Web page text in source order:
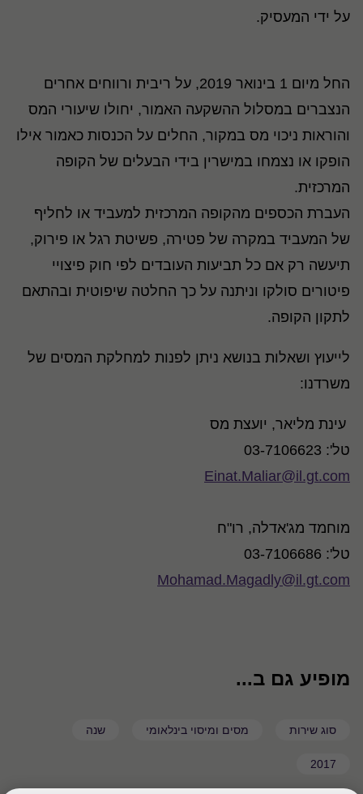
על ידי המעסיק.
החל מיום 1 בינואר 2019, על ריבית ורווחים אחרים
הנצברים במסלול ההשקעה האמור, יחולו שיעורי המס
והוראות ניכוי מס במקור, החלים על הכנסות כאמור אילו
הופקו או נצמחו במישרין בידי הבעלים של הקופה
המרכזית.
העברת הכספים מהקופה המרכזית למעביד או לחליף
של המעביד במקרה של פטירה, פשיטת רגל או פירוק,
תיעשה רק אם כל תביעות העובדים לפי חוק פיצויי
פיטורים סולקו וניתנה על כך החלטה שיפוטית ובהתאם
לתקון הקופה.
לייעוץ ושאלות בנושא ניתן לפנות למחלקת המסים של
משרדנו:
עינת מליאר, יועצת מס
טל': 03-7106623
Einat.Maliar@il.gt.com
מוחמד מג'אדלה, רו"ח
טל': 03-7106686
Mohamad.Magadly@il.gt.com
מופיע גם ב...
סוג שירות מסים ומיסוי בינלאומי שנה
2017